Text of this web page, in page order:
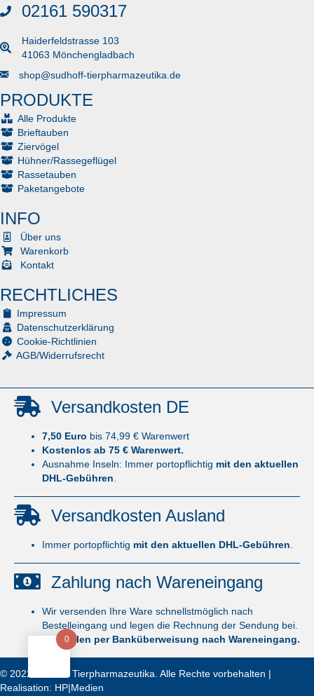
02161 590317
Haiderfeldstrasse 103
41063 Mönchengladbach
Senden Sie uns eine E-Mail
shop@sudhoff-tierpharmazeutika.de
PRODUKTE
Alle Produkte
Brieftauben
Ziervögel
Hühner/Rassegeflügel
Rassetauben
Paketangebote
INFO
Über uns
Warenkorb
Kontakt
RECHTLICHES
Impressum
Datenschutzerklärung
Cookie-Richtlinien
AGB/Widerrufsrecht
Versandkosten DE
7,50 Euro bis 74,99 € Warenwert
Kostenlos ab 75 € Warenwert.
Ausnahme Inseln: Immer portopflichtig mit den aktuellen
DHL-Gebühren
Versandkosten Ausland
Immer portopflichtig mit den aktuellen DHL-Gebühren
Zahlung nach Wareneingang
Wir versenden Ihre Ware schnellstmöglich nach
Bestelleingang und legen die Rechnung der Sendung bei.
Sie zahlen per Banküberweisung nach Wareneingang.
© 2022 Sudhoff Tierpharmazeutika. Alle Rechte vorbehalten |
Realisation: HP|Medien
0